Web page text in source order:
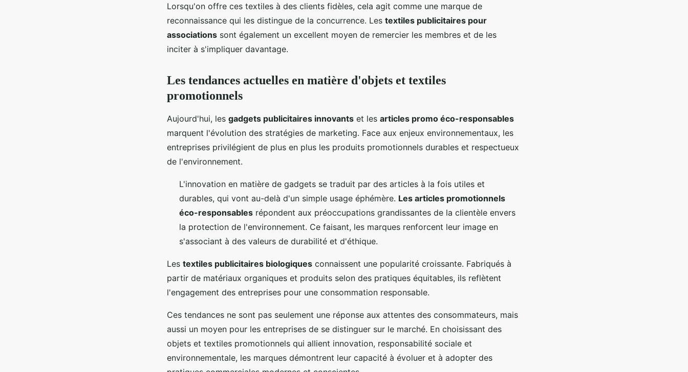
Lorsqu'on offre ces textiles à des clients fidèles, cela agit comme une marque de
reconnaissance qui les distingue de la concurrence. Les textiles publicitaires pour
associations sont également un excellent moyen de remercier les membres et de les
inciter à s'impliquer davantage.
Les tendances actuelles en matière d'objets et textiles
promotionnels
Aujourd'hui, les gadgets publicitaires innovants et les articles promo éco-responsables
marquent l'évolution des stratégies de marketing. Face aux enjeux environnementaux, les
entreprises privilégient de plus en plus les produits promotionnels durables et respectueux
de l'environnement.
L'innovation en matière de gadgets se traduit par des articles à la fois utiles et
durables, qui vont au-delà d'un simple usage éphémère. Les articles promotionnels
éco-responsables répondent aux préoccupations grandissantes de la clientèle envers
la protection de l'environnement. Ce faisant, les marques renforcent leur image en
s'associant à des valeurs de durabilité et d'éthique.
Les textiles publicitaires biologiques connaissent une popularité croissante. Fabriqués à
partir de matériaux organiques et produits selon des pratiques équitables, ils reflètent
l'engagement des entreprises pour une consommation responsable.
Ces tendances ne sont pas seulement une réponse aux attentes des consommateurs, mais
aussi un moyen pour les entreprises de se distinguer sur le marché. En choisissant des
objets et textiles promotionnels qui allient innovation, responsabilité sociale et
environnementale, les marques démontrent leur capacité à évoluer et à adopter des